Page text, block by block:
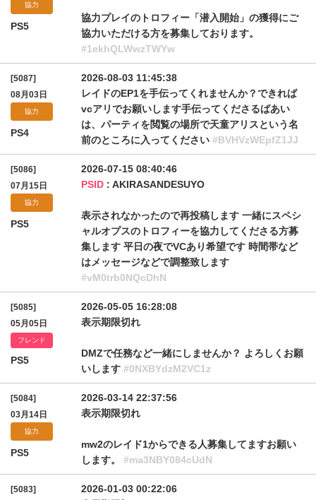
協力
PS5
協力プレイのトロフィー「潜入開始」の獲得にご
協力いただける方を募集しております。
#1ekhQLWwzTWYw
[5087]
08月03日
協力
PS4
2026-08-03 11:45:38
レイドのEP1を手伝ってくれませんか？できれば
vcアリでお願いします手伝ってくださるばあい
は、パーティを閲覧の場所で天童アリスという名
前のところに入ってください #BVHVzWEpfZ1JJ
[5086]
07月15日
協力
PS5
2026-07-15 08:40:46
PSID : AKIRASANDESUYO
表示されなかったので再投稿します 一緒にスペシ
ャルオプスのトロフィーを協力してくださる方募
集します 平日の夜でVCあり希望です 時間帯など
はメッセージなどで調整致します
#vM0trb0NQcDhN
[5085]
05月05日
フレンド
PS5
2026-05-05 16:28:08
表示期限切れ
DMZで任務など一緒にしませんか？ よろしくお願
いします #0NXBYdzM2VC1z
[5084]
03月14日
協力
PS5
2026-03-14 22:37:56
表示期限切れ
mw2のレイド1からできる人募集してますお願い
します。 #ma3NBY084cUdN
[5083]
2026-01-03 00:22:06